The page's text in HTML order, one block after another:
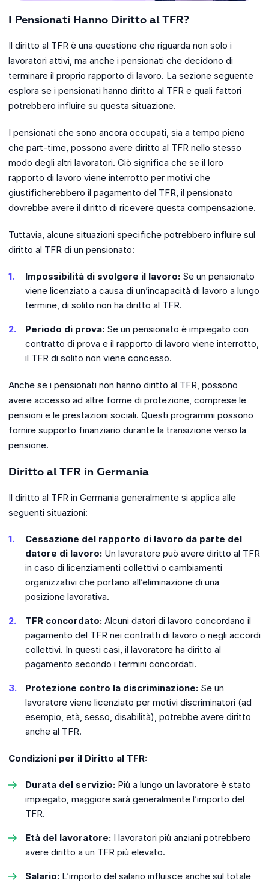
I Pensionati Hanno Diritto al TFR?
Il diritto al TFR è una questione che riguarda non solo i
lavoratori attivi, ma anche i pensionati che decidono di
terminare il proprio rapporto di lavoro. La sezione seguente
esplora se i pensionati hanno diritto al TFR e quali fattori
potrebbero influire su questa situazione.
I pensionati che sono ancora occupati, sia a tempo pieno
che part-time, possono avere diritto al TFR nello stesso
modo degli altri lavoratori. Ciò significa che se il loro
rapporto di lavoro viene interrotto per motivi che
giustificherebbero il pagamento del TFR, il pensionato
dovrebbe avere il diritto di ricevere questa compensazione.
Tuttavia, alcune situazioni specifiche potrebbero influire sul
diritto al TFR di un pensionato:
Impossibilità di svolgere il lavoro: Se un pensionato
viene licenziato a causa di un’incapacità di lavoro a lungo
termine, di solito non ha diritto al TFR.
Periodo di prova: Se un pensionato è impiegato con
contratto di prova e il rapporto di lavoro viene interrotto,
il TFR di solito non viene concesso.
Anche se i pensionati non hanno diritto al TFR, possono
avere accesso ad altre forme di protezione, comprese le
pensioni e le prestazioni sociali. Questi programmi possono
fornire supporto finanziario durante la transizione verso la
pensione.
Diritto al TFR in Germania
Il diritto al TFR in Germania generalmente si applica alle
seguenti situazioni:
Cessazione del rapporto di lavoro da parte del
datore di lavoro: Un lavoratore può avere diritto al TFR
in caso di licenziamenti collettivi o cambiamenti
organizzativi che portano all’eliminazione di una
posizione lavorativa.
TFR concordato: Alcuni datori di lavoro concordano il
pagamento del TFR nei contratti di lavoro o negli accordi
collettivi. In questi casi, il lavoratore ha diritto al
pagamento secondo i termini concordati.
Protezione contro la discriminazione: Se un
lavoratore viene licenziato per motivi discriminatori (ad
esempio, età, sesso, disabilità), potrebbe avere diritto
anche al TFR.
Condizioni per il Diritto al TFR:
Durata del servizio: Più a lungo un lavoratore è stato
impiegato, maggiore sarà generalmente l’importo del
TFR.
Età del lavoratore: I lavoratori più anziani potrebbero
avere diritto a un TFR più elevato.
Salario: L’importo del salario influisce anche sul totale